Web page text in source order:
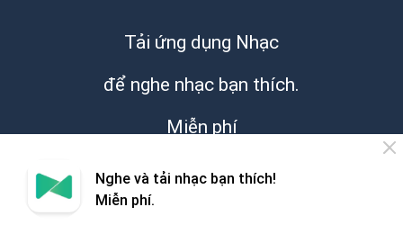
Tải ứng dụng Nhạc
để nghe nhạc bạn thích.
Miễn phí
Nghe và tải nhạc bạn thích!
Miễn phí.